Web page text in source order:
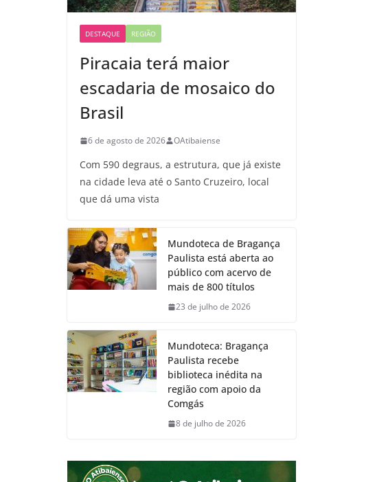
DESTAQUE REGIÃO
Piracaia terá maior
escadaria de mosaico do
Brasil
6 de agosto de 2026 OAtibaiense
Com 590 degraus, a estrutura, que já existe
na cidade leva até o Santo Cruzeiro, local
que dá uma vista
Mundoteca de Bragança
Paulista está aberta ao
público com acervo de
mais de 800 títulos
23 de julho de 2026
Mundoteca: Bragança
Paulista recebe
biblioteca inédita na
região com apoio da
Comgás
8 de julho de 2026